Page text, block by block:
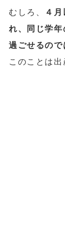
むしろ、
４
れ、同じ学
過ごせるの
このことは